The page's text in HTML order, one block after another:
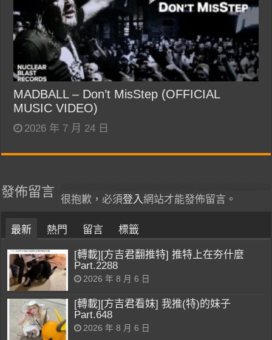
MADBALL – Don’t MisStep (OFFICIAL
MUSIC VIDEO)
2026 年 7 月 24 日
發佈留言
很抱歉，必須登入網站才能發佈留言。
最新 熱門 留言 標籤
[轉載][方吉君翻推特] 推特上在夯什麼
Part.2288
2026 年 8 月 6 日
[轉載][方吉君看妹] 我推(特)的妹子
Part.648
2026 年 8 月 6 日